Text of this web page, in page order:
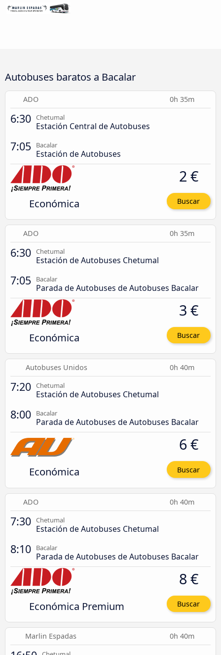
Autobuses baratos a Bacalar
ADO 0h 35m
6:30 Chetumal
Estación Central de Autobuses
7:05 Bacalar
Estación de Autobuses
Económica
2 €
Buscar
ADO 0h 35m
6:30 Chetumal
Estación de Autobuses Chetumal
7:05 Bacalar
Parada de Autobuses de Autobuses Bacalar
Económica
3 €
Buscar
Autobuses Unidos 0h 40m
7:20 Chetumal
Estación de Autobuses Chetumal
8:00 Bacalar
Parada de Autobuses de Autobuses Bacalar
Económica
6 €
Buscar
ADO 0h 40m
7:30 Chetumal
Estación de Autobuses Chetumal
8:10 Bacalar
Parada de Autobuses de Autobuses Bacalar
Económica Premium
8 €
Buscar
Marlin Espadas 0h 40m